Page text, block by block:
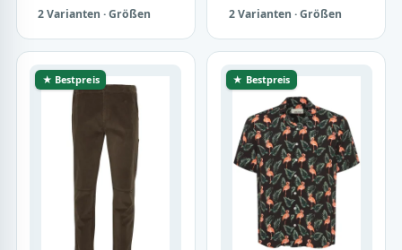
2 Varianten · Größen 2 Varianten · Größen
★ Bestpreis ★ Bestpreis